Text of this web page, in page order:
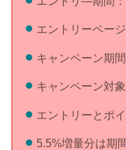
エントリーページ
キャンペーン期間
キャンペーン対
エントリーとポ
5.5%増量分は期